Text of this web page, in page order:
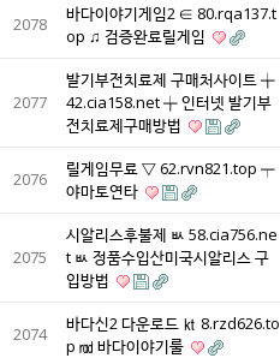
2078
바다이야기게임2 ∈ 80.rqa137.t
op ♫ 검증완료릴게임
2077
발기부전치료제 구매처사이트 ╈
42.cia158.net ╈ 인터넷 발기부
전치료제구매방법
2076
릴게임무료 ▽ 62.rvn821.top ┯
야마토연타
2075
시알리스후불제 ㅄ 58.cia756.ne
t ㅄ 정품수입산미국시알리스 구
입방법
2074
바다신2 다운로드 ㏏ 8.rzd626.to
p ㎭ 바다이야기룰